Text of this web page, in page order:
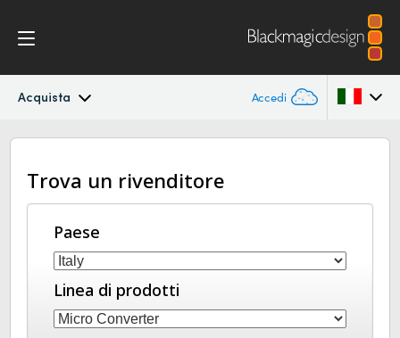
Acquista Accedi
Micro Converters
SpecificheAustralia
Brazil
Canada
Trova un rivenditore
Paese
Linea di prodotti